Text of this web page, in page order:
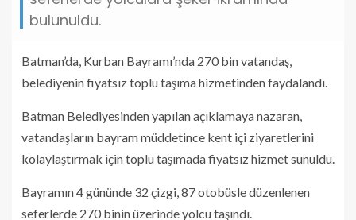
bulunuldu.
Batman’da, Kurban Bayramı’nda 270 bin vatandaş,
belediyenin fiyatsız toplu taşıma hizmetinden faydalandı.
Batman Belediyesinden yapılan açıklamaya nazaran,
vatandaşların bayram müddetince kent içi ziyaretlerini
kolaylaştırmak için toplu taşımada fiyatsız hizmet sunuldu.
Bayramın 4 gününde 32 çizgi, 87 otobüsle düzenlenen
seferlerde 270 binin üzerinde yolcu taşındı.